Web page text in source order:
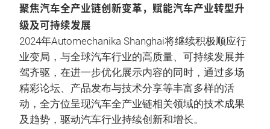
聚焦汽车全产业链创新变革，赋能汽车产业转型升
级及可持续发展
2024年Automechanika Shanghai将继续积极顺应行
业变局，与全球汽车行业的高质量、可持续发展并
驾齐驱，在进一步优化展示内容的同时，通过多场
精彩论坛、产品发布与技术分享等丰富多样的活
动，全方位呈现汽车全产业链相关领域的技术成果
及趋势，驱动汽车行业持续创新和增长。